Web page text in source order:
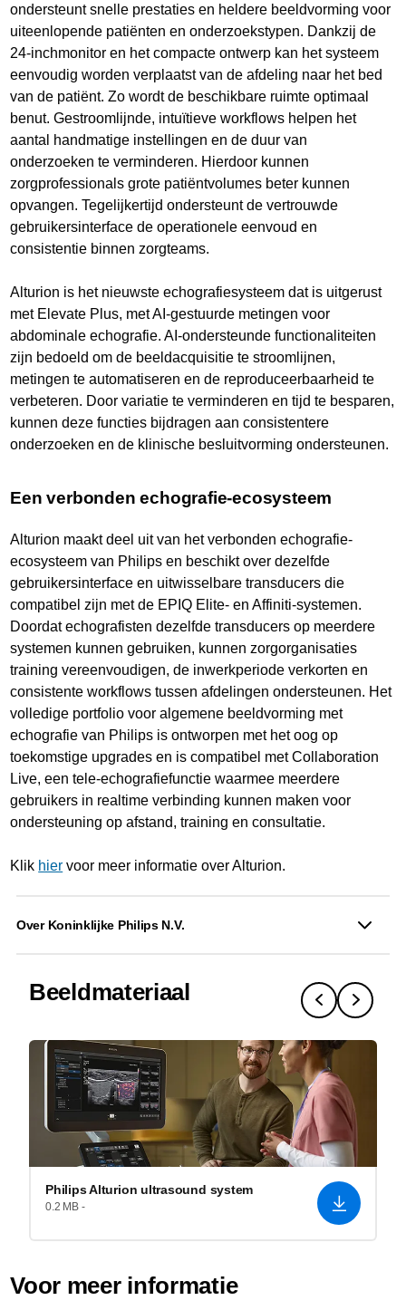
ondersteunt snelle prestaties en heldere beeldvorming voor
uiteenlopende patiënten en onderzoekstypen. Dankzij de
24-inchmonitor en het compacte ontwerp kan het systeem
eenvoudig worden verplaatst van de afdeling naar het bed
van de patiënt. Zo wordt de beschikbare ruimte optimaal
benut. Gestroomlijnde, intuïtieve workflows helpen het
aantal handmatige instellingen en de duur van
onderzoeken te verminderen. Hierdoor kunnen
zorgprofessionals grote patiëntvolumes beter kunnen
opvangen. Tegelijkertijd ondersteunt de vertrouwde
gebruikersinterface de operationele eenvoud en
consistentie binnen zorgteams.
Alturion is het nieuwste echografiesysteem dat is uitgerust
met Elevate Plus, met AI-gestuurde metingen voor
abdominale echografie. AI-ondersteunde functionaliteiten
zijn bedoeld om de beeldacquisitie te stroomlijnen,
metingen te automatiseren en de reproduceerbaarheid te
verbeteren. Door variatie te verminderen en tijd te besparen,
kunnen deze functies bijdragen aan consistentere
onderzoeken en de klinische besluitvorming ondersteunen.
Een verbonden echografie-ecosysteem
Alturion maakt deel uit van het verbonden echografie-
ecosysteem van Philips en beschikt over dezelfde
gebruikersinterface en uitwisselbare transducers die
compatibel zijn met de EPIQ Elite- en Affiniti-systemen.
Doordat echografisten dezelfde transducers op meerdere
systemen kunnen gebruiken, kunnen zorgorganisaties
training vereenvoudigen, de inwerkperiode verkorten en
consistente workflows tussen afdelingen ondersteunen. Het
volledige portfolio voor algemene beeldvorming met
echografie van Philips is ontworpen met het oog op
toekomstige upgrades en is compatibel met Collaboration
Live, een tele-echografiefunctie waarmee meerdere
gebruikers in realtime verbinding kunnen maken voor
ondersteuning op afstand, training en consultatie.
Klik hier voor meer informatie over Alturion.
Over Koninklijke Philips N.V.
Beeldmateriaal
Philips Alturion ultrasound system
0.2 MB -
Voor meer informatie